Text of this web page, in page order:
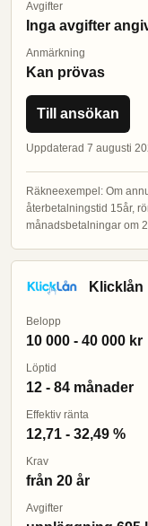
Avgifter
Inga avgifter
Anmärkning
Kan prövas
Till ansökan
Uppdaterad 7 augusti
Räkneexempel: Om
återbetalningstid 15år,
månadsbetalningar om
Klicklån
Belopp
10 000 - 40 000 kr
Löptid
12 - 84 månader
Effektiv ränta
12,71 - 32,49 %
Krav
från 20 år
Avgifter